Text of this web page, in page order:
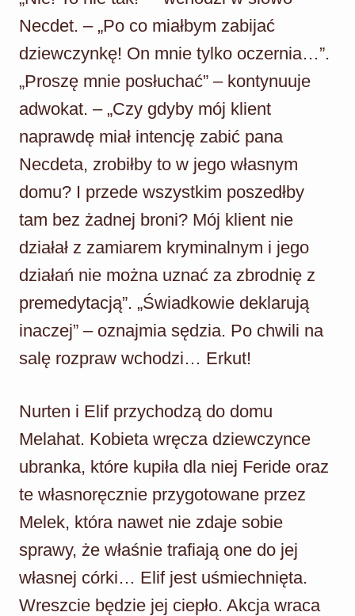
Necdet. – „Po co miałbym zabijać
dziewczynkę! On mnie tylko oczernia…”.
„Proszę mnie posłuchać” – kontynuuje
adwokat. – „Czy gdyby mój klient
naprawdę miał intencję zabić pana
Necdeta, zrobiłby to w jego własnym
domu? I przede wszystkim poszedłby
tam bez żadnej broni? Mój klient nie
działał z zamiarem kryminalnym i jego
działań nie można uznać za zbrodnię z
premedytacją”. „Świadkowie deklarują
inaczej” – oznajmia sędzia. Po chwili na
salę rozpraw wchodzi… Erkut!
Nurten i Elif przychodzą do domu
Melahat. Kobieta wręcza dziewczynce
ubranka, które kupiła dla niej Feride oraz
te własnoręcznie przygotowane przez
Melek, która nawet nie zdaje sobie
sprawy, że właśnie trafiają one do jej
własnej córki… Elif jest uśmiechnięta.
Wreszcie będzie jej ciepło. Akcja wraca